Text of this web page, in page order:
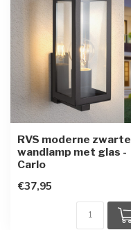
RVS moderne zwarte
wandlamp met glas -
Carlo
€37,95